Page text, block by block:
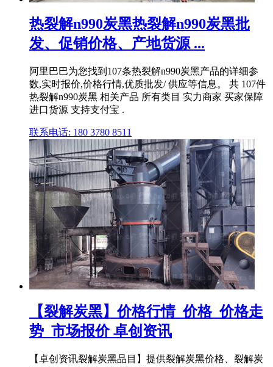
热裂解n990炭黑热裂解n990炭黑批
发、促销价格、产地货源 ...
阿里巴巴为您找到107条热裂解n990炭黑产品的详细参
数,实时报价,价格行情,优质批发/ 供应等信息。 共 107件
热裂解n990炭黑 相关产品 所有类目 实力商家 买家保障
进口货源 支持支付宝 .
联系电话: 180 3780 8511
【裂解炭黑】价格行情_价格_价格走
势_市场报价 卓创资讯
【卓创资讯裂解炭黑品目】提供裂解炭黑价格、裂解炭